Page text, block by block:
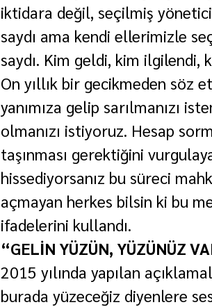
iktidara değil, seçilmiş
saydı ama kendi ellerimizle
saydı. Kim geldi, kim
On yıllık bir gecikmeden söz
yanımıza gelip sarılmanızı
olmanızı istiyoruz. Hesap
taşınması gerektiğini
hissediyorsanız bu süreci
açmayan herkes bilsin ki bu
ifadelerini kullandı.
“GELİN YÜZÜN, YÜZÜNÜZ
2015 yılında yapılan
burada yüzeceğiz diyenlere